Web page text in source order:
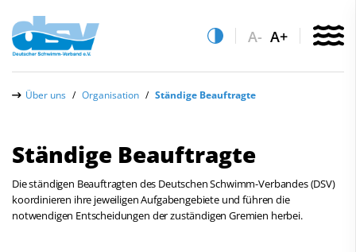
A- A+
Über uns Organisation Ständige Beauftragte
Ständige Beauftragte
Die ständigen Beauftragten des Deutschen Schwimm-Verbandes (DSV)
koordinieren ihre jeweiligen Aufgabengebiete und führen die
notwendigen Entscheidungen der zuständigen Gremien herbei.
Über uns
Organisation
Präsidium
Vorstand
Quicklinks
Vereinsfinder